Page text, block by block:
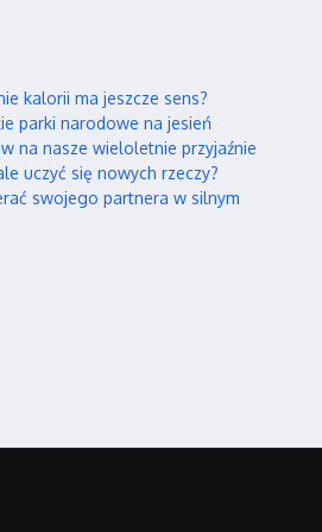
kalorii ma jeszcze sens?
parki narodowe na jesień
na nasze wieloletnie przyjaźnie
uczyć się nowych rzeczy?
swojego partnera w silnym